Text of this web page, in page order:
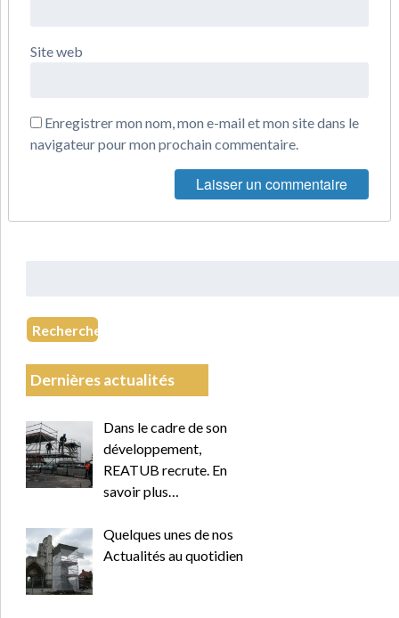
Site web
Enregistrer mon nom, mon e-mail et mon site dans le
navigateur pour mon prochain commentaire.
Recherche
Dernières actualités
Dans le cadre de son
développement,
REATUB recrute. En
savoir plus…
Quelques unes de nos
Actualités au quotidien